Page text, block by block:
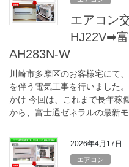
エアコン
HJ22V➡
AH283N-W
川崎市多摩区のお客様宅にて
を伴う電気工事を行いました
かけ 今回は、これまで長年稼
から、富士通ゼネラルの最新
2026年4月17日
エアコン